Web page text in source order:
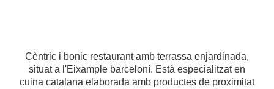
Cèntric i bonic restaurant amb terrassa enjardinada,
situat a l'Eixample barceloní. Està especialitzat en
cuina catalana elaborada amb productes de proximitat